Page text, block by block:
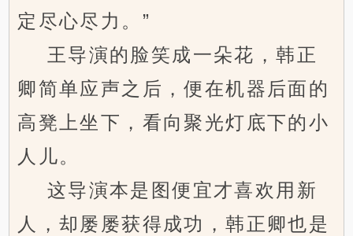
定尽心尽力。”
王导演的脸笑成一朵花，韩正
卿简单应声之后，便在机器后面的
高凳上坐下，看向聚光灯底下的小
人儿。
这导演本是图便宜才喜欢用新
人，却屡屡获得成功，韩正卿也是